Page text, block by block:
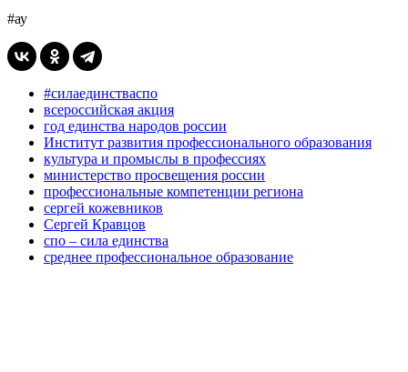
#ау
#силаединстваспо
всероссийская акция
год единства народов россии
Институт развития профессионального образования
культура и промыслы в профессиях
министерство просвещения россии
профессиональные компетенции региона
сергей кожевников
Сергей Кравцов
спо – сила единства
среднее профессиональное образование